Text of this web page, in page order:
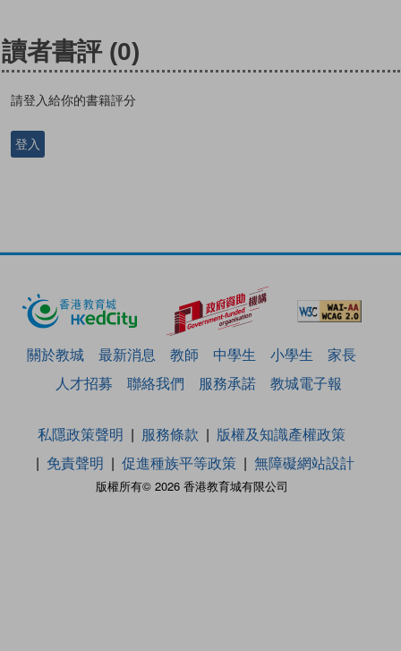
讀者書評 (0)
請登入給你的書籍評分
登入
關於教城 最新消息 教師 中學生 小學生
家長
人才招募
聯絡我們 服務承諾 教城電子報
版權所有© 2026 香港教育城有限公司
私隱政策聲明 服務條款
版權及知識產權政策
免責聲明
促進種族平等政策 無障礙網站設計